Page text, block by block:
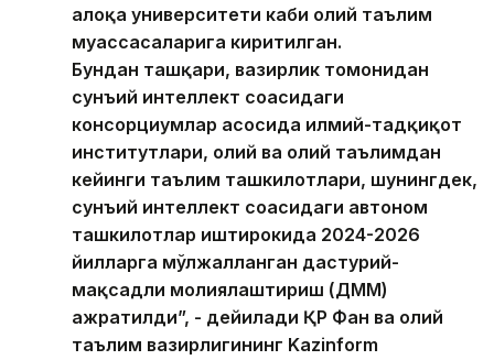
алоқа университети каби олий таълим
муассасаларига киритилган.
Бундан ташқари, вазирлик томонидан
сунъий интеллект соҳасидаги
консорциумлар асосида илмий-тадқиқот
институтлари, олий ва олий таълимдан
кейинги таълим ташкилотлари, шунингдек,
сунъий интеллект соҳасидаги автоном
ташкилотлар иштирокида 2024-2026
йилларга мўлжалланган дастурий-
мақсадли молиялаштириш (ДММ)
ажратилди”, - дейилади ҚР Фан ва олий
таълим вазирлигининг Kazinform